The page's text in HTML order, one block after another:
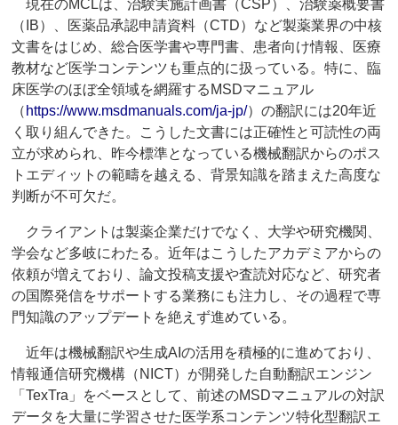
現在のMCLは、治験実施計画書（CSP）、治験薬概要書
（IB）、医薬品承認申請資料（CTD）など製薬業界の中核
文書をはじめ、総合医学書や専門書、患者向け情報、医療
教材など医学コンテンツも重点的に扱っている。特に、臨
床医学のほぼ全領域を網羅するMSDマニュアル
（ https://www.msdmanuals.com/ja-jp/）の翻訳には20年近
く取り組んできた。こうした文書には正確性と可読性の両
立が求められ、昨今標準となっている機械翻訳からのポス
トエディットの範疇を越える、背景知識を踏まえた高度な
判断が不可欠だ。
クライアントは製薬企業だけでなく、大学や研究機関、
学会など多岐にわたる。近年はこうしたアカデミアからの
依頼が増えており、論文投稿支援や査読対応など、研究者
の国際発信をサポートする業務にも注力し、その過程で専
門知識のアップデートを絶えず進めている。
近年は機械翻訳や生成AIの活用を積極的に進めており、
情報通信研究機構（NICT）が開発した自動翻訳エンジン
「TexTra」をベースとして、前述のMSDマニュアルの対訳
データを大量に学習させた医学系コンテンツ特化型翻訳エ